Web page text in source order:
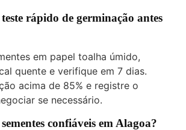
rápido de germinação antes
em papel toalha úmido,
quente e verifique em 7 dias.
acima de 85% e registre o
se necessário.
confiáveis em Alagoa?